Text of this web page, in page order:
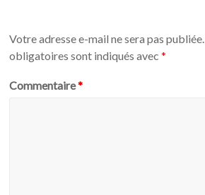
Votre adresse e-mail ne sera pas publiée.
obligatoires sont indiqués avec*
Commentaire*